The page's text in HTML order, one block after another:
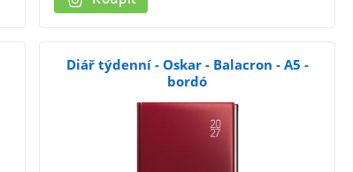
Diář týdenní - Oskar - Balacron - A5 -
bordó